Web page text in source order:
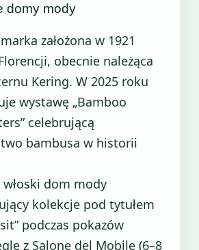
domy mody
założona w 1921
obecnie należąca
Kering. W 2025 roku
wystawę „Bamboo
celebrującą
bambusa w historii
włoski dom mody
kolekcje pod tytułem
podczas pokazów
z Salone del Mobile (6–8